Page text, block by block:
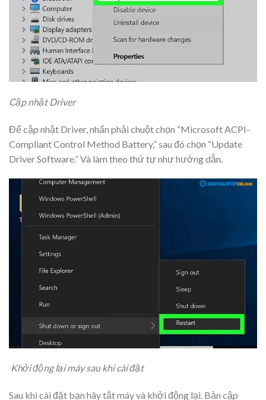
Cập nhật Driver
Để cập nhật Driver, nhấn phải chuột chọn “Microsoft ACPI-
Compliant Control Method Battery,” sau đó chọn “Update
Driver Software.” Và làm theo thứ tự như hướng dẫn.
Khởi động lại máy sau khi cài đặt
Sau khi cài đặt bạn hãy tắt máy và khởi động lại. Bản cập